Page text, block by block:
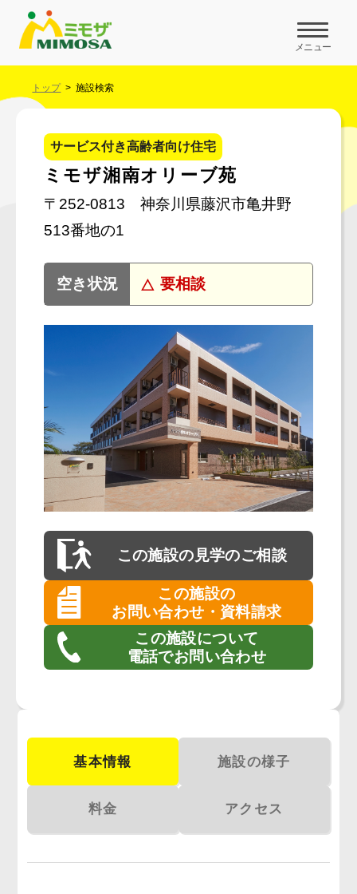
メニュー
トップ 施設検索
サービス付き高齢者向け住宅
ミモザ湘南オリーブ苑
〒252-0813 神奈川県藤沢市亀井野
513番地の1
空き状況 要相談
この施設の見学のご相談
この施設の
お問い合わせ・資料請求
この施設について
電話でお問い合わせ
基本情報 施設の様子
料金 アクセス